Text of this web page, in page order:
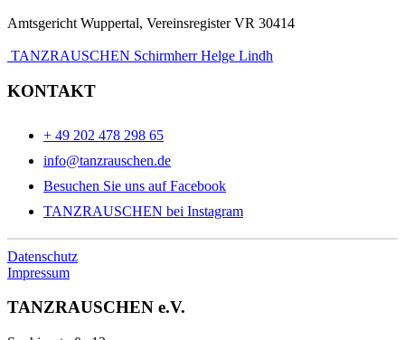
Amtsgericht Wuppertal, Vereinsregister VR 30414
TANZRAUSCHEN Schirmherr Helge Lindh
KONTAKT
+ 49 202 478 298 65
info@tanzrauschen.de
Besuchen Sie uns auf Facebook
TANZRAUSCHEN bei Instagram
Datenschutz
Impressum
TANZRAUSCHEN e.V.